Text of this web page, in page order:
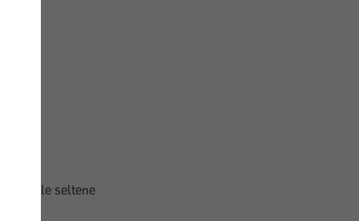
viele seltene